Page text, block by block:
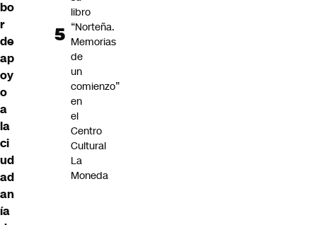
bo
r
de
ap
oy
o
a
la
ci
ud
ad
an
ía
libro
“Norteña.
Memorias
de
un
comienzo”
en
el
Centro
Cultural
La
Moneda